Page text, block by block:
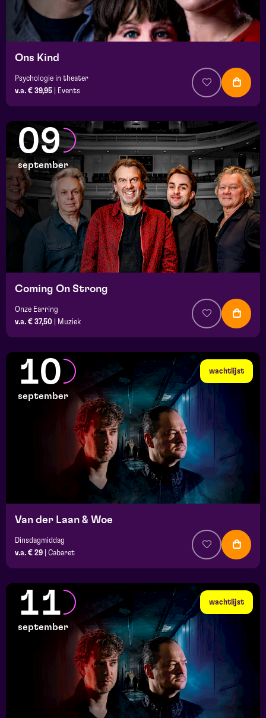
Ons Kind
Psychologie in theater
v.a. € 39,95
Events
09
september
Coming On Strong
Onze Earring
v.a. € 37,50
Muziek
wachtlijst
10
september
Van der Laan & Woe
Dinsdagmiddag
v.a. € 29
Cabaret
wachtlijst
11
september